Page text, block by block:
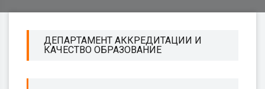
ДЕПАРТАМЕНТ АККРЕДИТАЦИИ И
КАЧЕСТВО ОБРАЗОВАНИЕ